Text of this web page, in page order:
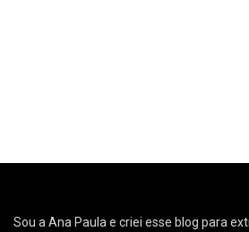
Sou a Ana Paula e criei esse blog para